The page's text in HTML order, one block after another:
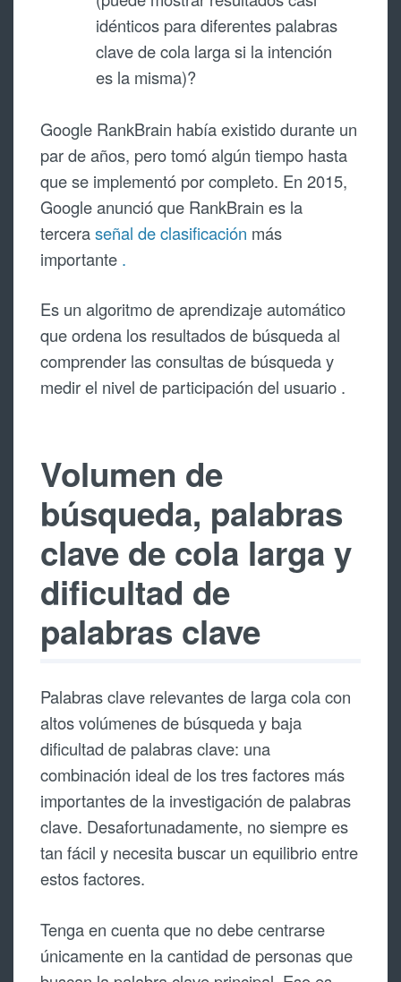
idénticos para diferentes palabras
clave de cola larga si la intención
es la misma)?
Google RankBrain había existido durante un
par de años, pero tomó algún tiempo hasta
que se implementó por completo. En 2015,
Google anunció que RankBrain es la
terceraseñal de clasificación más
importante .
Es un algoritmo de aprendizaje automático
que ordena los resultados de búsqueda al
comprender las consultas de búsqueda y
medir el nivel de participación del usuario .
Volumen de
búsqueda, palabras
clave de cola larga y
dificultad de
palabras clave
Palabras clave relevantes de larga cola con
altos volúmenes de búsqueda y baja
dificultad de palabras clave: una
combinación ideal de los tres factores más
importantes de la investigación de palabras
clave. Desafortunadamente, no siempre es
tan fácil y necesita buscar un equilibrio entre
estos factores.
Tenga en cuenta que no debe centrarse
únicamente en la cantidad de personas que